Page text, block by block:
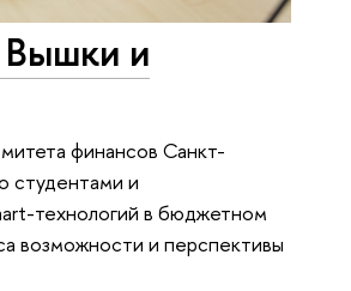
Вышки и
финансов Санкт-
студентами и
технологий в бюджетном
возможности и перспективы